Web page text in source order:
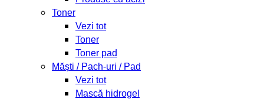
Toner
Vezi tot
Toner
Toner pad
Măști / Pach-uri / Pad
Vezi tot
Mască hidrogel